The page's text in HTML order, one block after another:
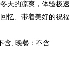
天的凉爽，体验极
忆、带着美好的祝
含, 晚餐：不含